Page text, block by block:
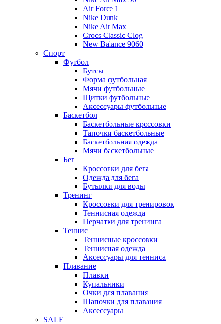
Air Force 1
Nike Dunk
Nike Air Max
Crocs Classic Clog
New Balance 9060
Спорт
Футбол
Бутсы
Форма футбольная
Мячи футбольные
Щитки футбольные
Аксессуары футбольные
Баскетбол
Баскетбольные кроссовки
Тапочки баскетбольные
Баскетбольная одежда
Мячи баскетбольные
Бег
Кроссовки для бега
Одежда для бега
Бутылки для воды
Тренинг
Кроссовки для тренировок
Теннисная одежда
Перчатки для тренинга
Теннис
Теннисные кроссовки
Теннисная одежда
Аксессуары для тенниса
Плавание
Плавки
Купальники
Очки для плавания
Шапочки для плавания
Аксессуары
SALE